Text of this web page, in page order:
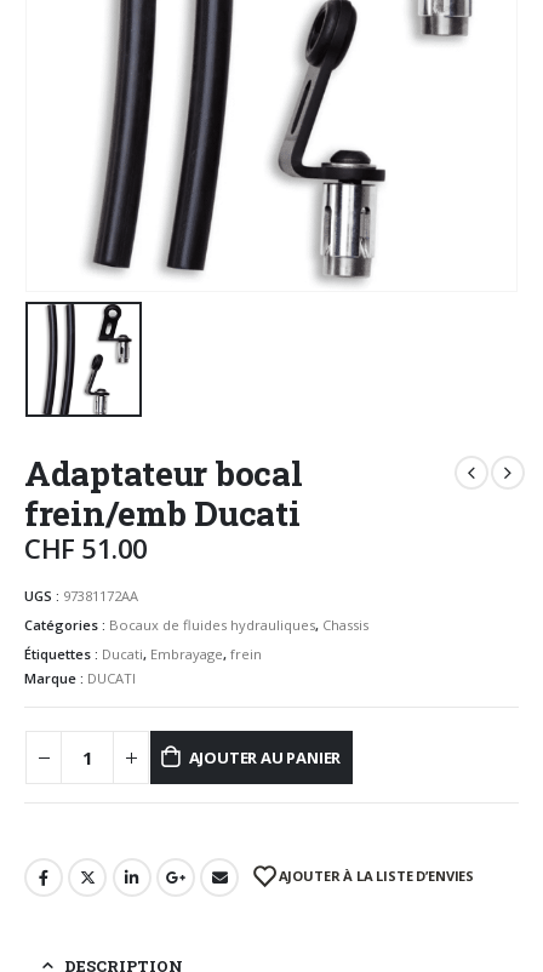
Adaptateur bocal
frein/emb Ducati
CHF 51.00
UGS : 97381172AA
Catégories : Bocaux de fluides hydrauliques, Chassis
Étiquettes : Ducati, Embrayage, frein
Marque : DUCATI
AJOUTER AU PANIER
AJOUTER À LA LISTE D’ENVIES
DESCRIPTION